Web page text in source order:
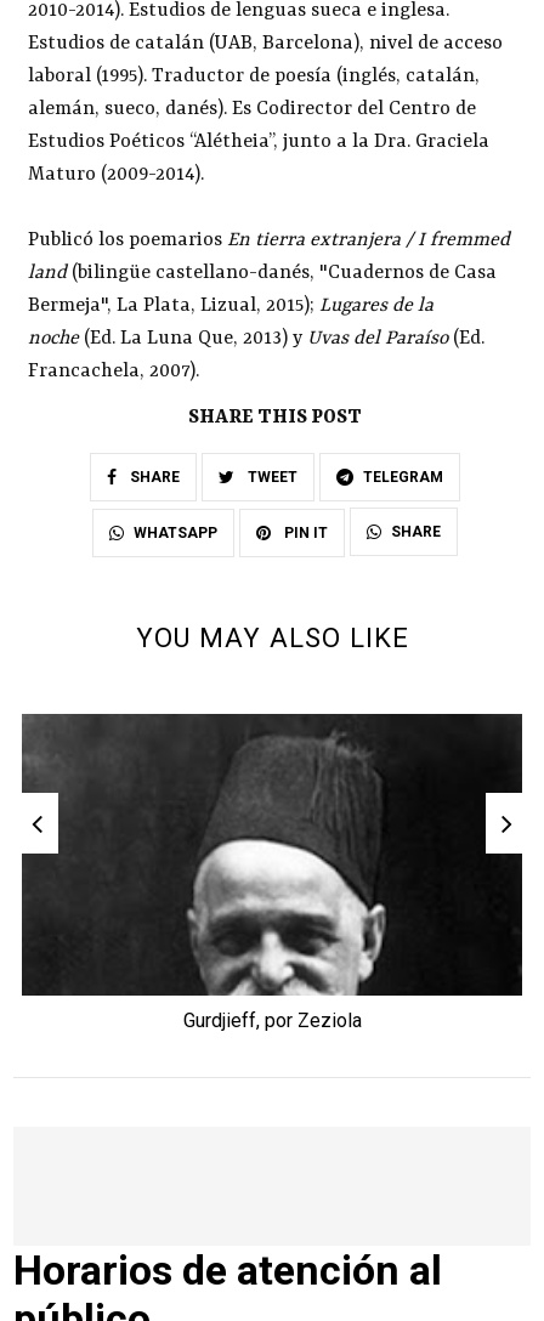
2010-2014). Estudios de lenguas sueca e inglesa.
Estudios de catalán (UAB, Barcelona), nivel de acceso
laboral (1995). Traductor de poesía (inglés, catalán,
alemán, sueco, danés). Es Codirector del Centro de
Estudios Poéticos “Alétheia”, junto a la Dra. Graciela
Maturo (2009-2014).
Publicó los poemariosEn tierra extranjera / I fremmed
land(bilingüe castellano-danés, "Cuadernos de Casa
Bermeja", La Plata, Lizual, 2015);Lugares de la
noche (Ed. La Luna Que, 2013) y Uvas del Paraíso (Ed.
Francachela, 2007).
SHARE THIS POST
SHARE TWEET TELEGRAM
WHATSAPP PIN IT SHARE
YOU MAY ALSO LIKE
Gurdjieff, por Zeziola
Horarios de atención al